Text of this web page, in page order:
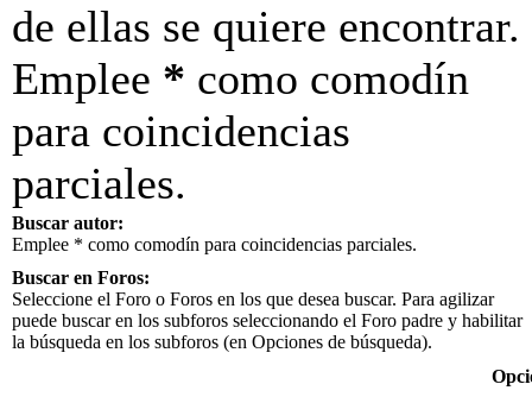
de ellas se quiere encontrar.
Emplee * como comodín
para coincidencias
parciales.
Buscar autor:
Emplee * como comodín para coincidencias parciales.
Buscar en Foros:
Seleccione el Foro o Foros en los que desea buscar. Para agilizar
puede buscar en los subforos seleccionando el Foro padre y habilitar
la búsqueda en los subforos (en Opciones de búsqueda).